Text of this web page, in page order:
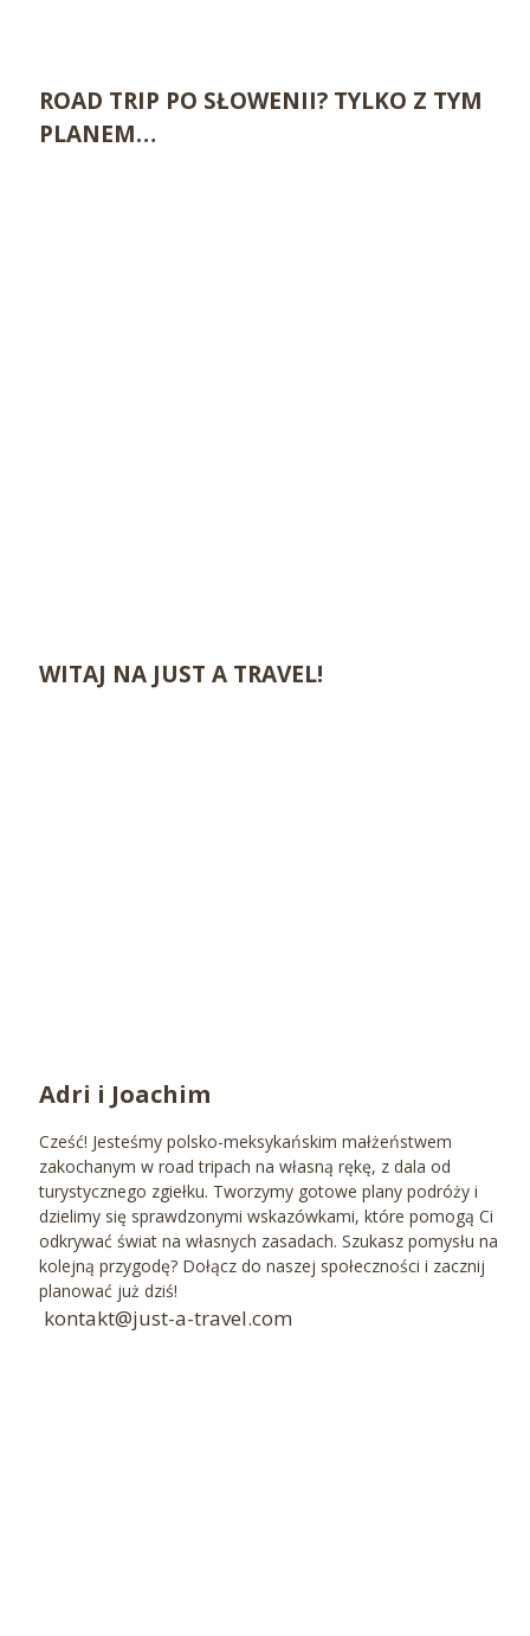
ROAD TRIP PO SŁOWENII? TYLKO Z TYM
PLANEM…
WITAJ NA JUST A TRAVEL!
Adri i Joachim
Cześć! Jesteśmy polsko-meksykańskim małżeństwem
zakochanym w road tripach na własną rękę, z dala od
turystycznego zgiełku. Tworzymy gotowe plany podróży i
dzielimy się sprawdzonymi wskazówkami, które pomogą Ci
odkrywać świat na własnych zasadach. Szukasz pomysłu na
kolejną przygodę? Dołącz do naszej społeczności i zacznij
planować już dziś!
kontakt@just-a-travel.com